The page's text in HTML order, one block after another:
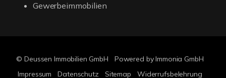
Gewerbeimmobilien
© Deussen Immobilien GmbH
Powered by Immonia GmbH
Impressum
Datenschutz Sitemap Widerrufsbelehrung